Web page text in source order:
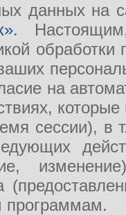
данных на
.
на
сессии), в
программам.